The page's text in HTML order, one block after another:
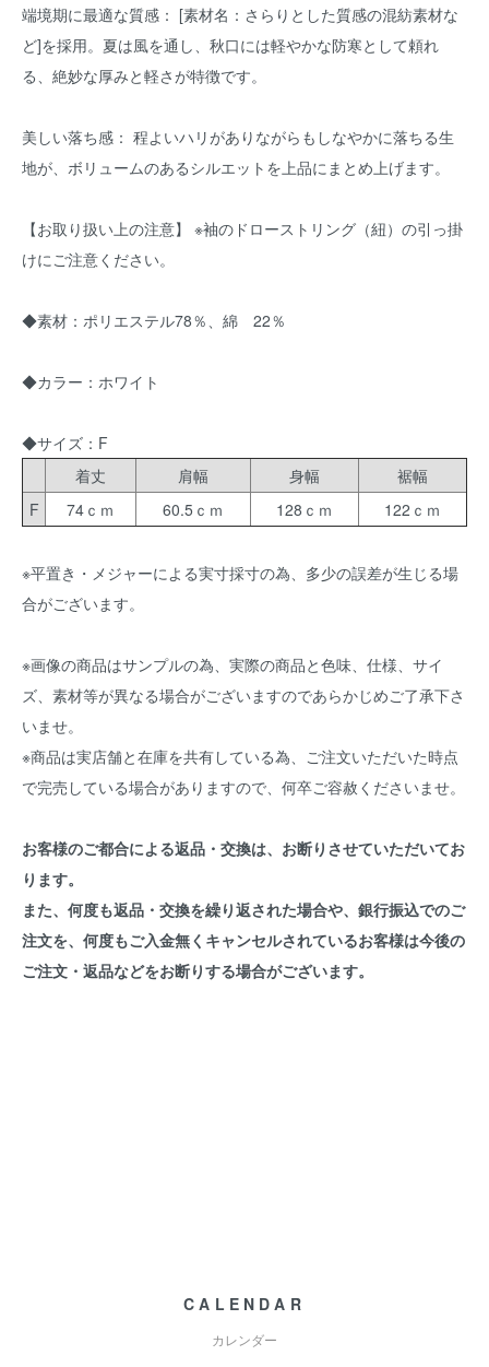
端境期に最適な質感： [素材名：さらりとした質感の混紡素材な
ど]を採用。夏は風を通し、秋口には軽やかな防寒として頼れ
る、絶妙な厚みと軽さが特徴です。
美しい落ち感： 程よいハリがありながらもしなやかに落ちる生
地が、ボリュームのあるシルエットを上品にまとめ上げます。
【お取り扱い上の注意】 ※袖のドローストリング（紐）の引っ掛
けにご注意ください。
◆素材：ポリエステル78％、綿 22％
◆カラー：ホワイト
◆サイズ：F
着丈
肩幅 身幅
裾幅
F
74ｃｍ 60.5ｃｍ 128ｃｍ 122ｃｍ
※平置き・メジャーによる実寸採寸の為、多少の誤差が生じる場
合がございます。
※画像の商品はサンプルの為、実際の商品と色味、仕様、サイ
ズ、素材等が異なる場合がございますのであらかじめご了承下さ
いませ。
※商品は実店舗と在庫を共有している為、ご注文いただいた時点
で完売している場合がありますので、何卒ご容赦くださいませ。
お客様のご都合による返品・交換は、お断りさせていただいてお
ります。
また、何度も返品・交換を繰り返された場合や、銀行振込でのご
注文を、何度もご入金無くキャンセルされているお客様は今後の
ご注文・返品などをお断りする場合がございます。
CALENDAR
カレンダー